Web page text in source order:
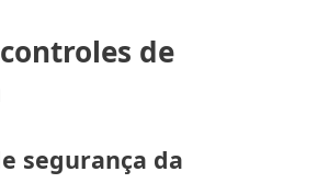
de
segurança da